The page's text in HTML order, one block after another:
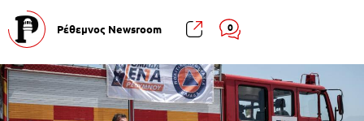
Ρέθεμνος Newsroom 0